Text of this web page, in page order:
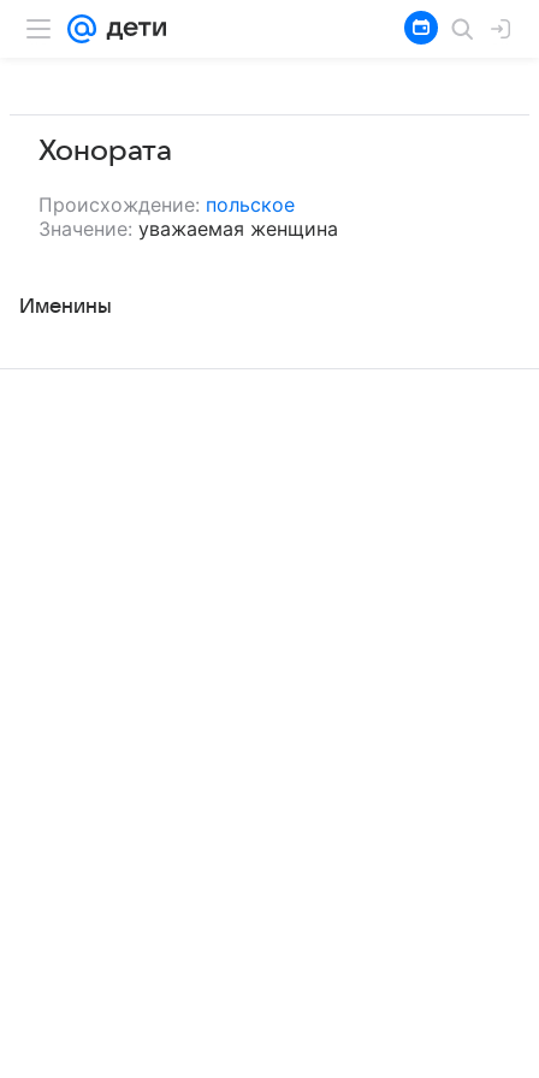
Хонората
Происхождение: польское
Значение: уважаемая женщина
Именины